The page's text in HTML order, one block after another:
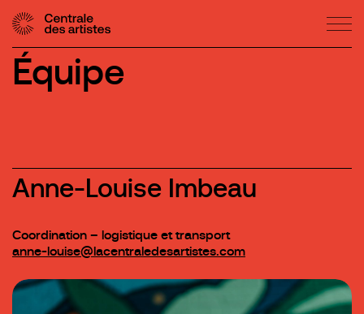
Équipe
Anne-Louise Imbeau
Coordination – logistique et transport
anne-louise@lacentraledesartistes.com